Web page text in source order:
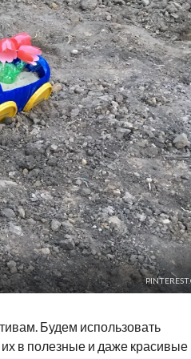
Будем использовать
в полезные и даже красивые